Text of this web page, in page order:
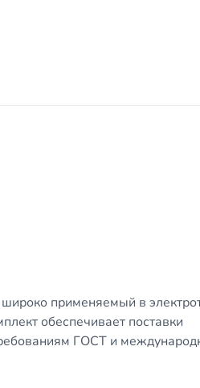
применяемый в
обеспечивает поставки
ГОСТ и